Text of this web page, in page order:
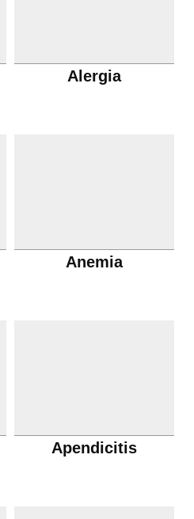
Alergia
Anemia
Apendicitis